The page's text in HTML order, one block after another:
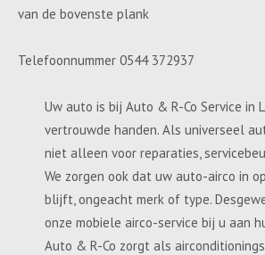
van de bovenste plank
Telefoonnummer 0544 372937
Uw auto is bij Auto & R-Co Service in
vertrouwde handen. Als universeel
niet alleen voor reparaties,
We zorgen ook dat uw auto-airco in
blijft, ongeacht merk of type.
onze mobiele airco-service bij u aan
Auto & R-Co zorgt als